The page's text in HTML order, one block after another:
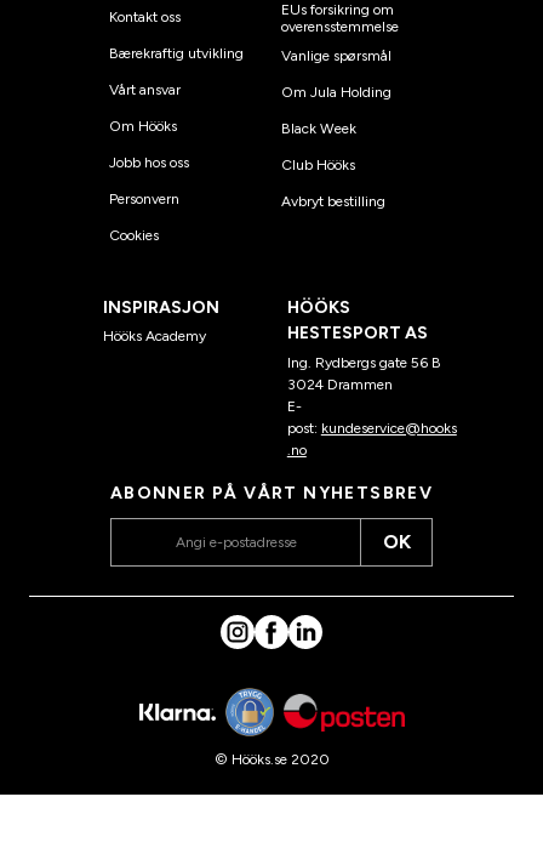
Kontakt oss
Bærekraftig utvikling
Vårt ansvar
Om Hööks
Jobb hos oss
Personvern
Cookies
EUs forsikring om
overensstemmelse
Vanlige spørsmål
Om Jula Holding
Black Week
Club Hööks
Avbryt bestilling
INSPIRASJON
Hööks Academy
HÖÖKS
HESTESPORT AS
Ing. Rydbergs gate 56 B
3024 Drammen
E-
post: kundeservice@hooks
.no
ABONNER PÅ VÅRT NYHETSBREV
OK
© Hööks.se 2020